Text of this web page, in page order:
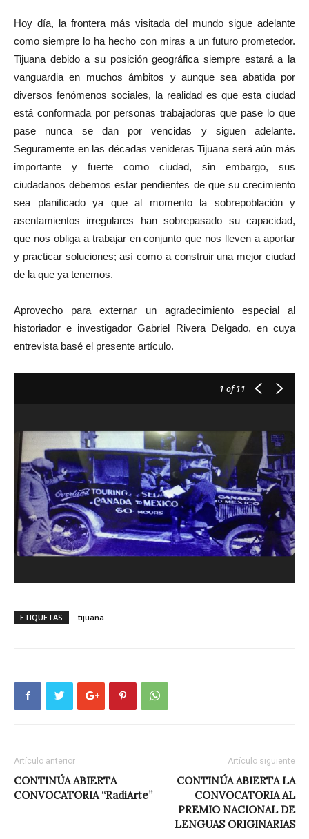
Hoy día, la frontera más visitada del mundo sigue adelante
como siempre lo ha hecho con miras a un futuro prometedor.
Tijuana debido a su posición geográfica siempre estará a la
vanguardia en muchos ámbitos y aunque sea abatida por
diversos fenómenos sociales, la realidad es que esta ciudad
está conformada por personas trabajadoras que pase lo que
pase nunca se dan por vencidas y siguen adelante.
Seguramente en las décadas venideras Tijuana será aún más
importante y fuerte como ciudad, sin embargo, sus
ciudadanos debemos estar pendientes de que su crecimiento
sea planificado ya que al momento la sobrepoblación y
asentamientos irregulares han sobrepasado su capacidad,
que nos obliga a trabajar en conjunto que nos lleven a aportar
y practicar soluciones; así como a construir una mejor ciudad
de la que ya tenemos.
Aprovecho para externar un agradecimiento especial al
historiador e investigador Gabriel Rivera Delgado, en cuya
entrevista basé el presente artículo.
1 of 11
ETIQUETAS tijuana
Artículo anterior
CONTINÚA ABIERTA
CONVOCATORIA “RadiArte”
Artículo siguiente
CONTINÚA ABIERTA LA
CONVOCATORIA AL
PREMIO NACIONAL DE
LENGUAS ORIGINARIAS